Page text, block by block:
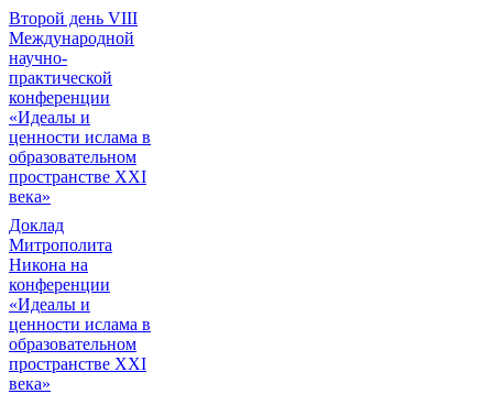
Второй день VIII
Международной
научно-
практической
конференции
«Идеалы и
ценности ислама в
образовательном
пространстве XXI
века»
Доклад
Митрополита
Никона на
конференции
«Идеалы и
ценности ислама в
образовательном
пространстве XXI
века»